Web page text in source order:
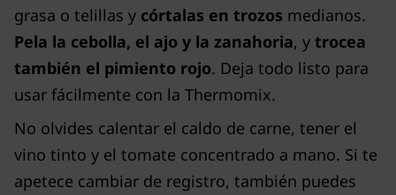
grasa o telillas y córtalas en trozos medianos.
Pela la cebolla, el ajo y la zanahoria, y trocea
también el pimiento rojo. Deja todo listo para
usar fácilmente con la Thermomix.
No olvides calentar el caldo de carne, tener el
vino tinto y el tomate concentrado a mano. Si te
apetece cambiar de registro, también puedes